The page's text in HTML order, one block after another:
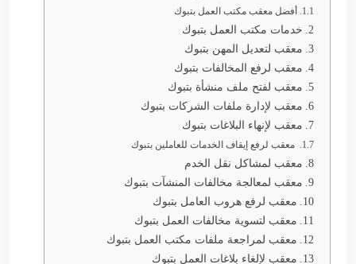
أفضل معقب مكتب العمل بتبوك
خدمات مكتب العمل بتبوك
معقب لتعديل المهن بتبوك
معقب لرفع المخالفات بتبوك
معقب لفتح ملف منشأة بتبوك
معقب لإدارة ملفات الشركات بتبوك
معقب لإنهاء البلاغات بتبوك
معقب لرفع إيقاف الخدمات للعاملين بتبوك
معقب لمشاكل نقل الخدم
معقب لمعالجة مخالفات المنشآت بتبوك
معقب لرفع هروب العامل بتبوك
معقب لتسوية مخالفات العمل بتبوك
معقب لمراجعة ملفات مكتب العمل بتبوك
معقب لإلغاء بلاغات العمل بتبوك